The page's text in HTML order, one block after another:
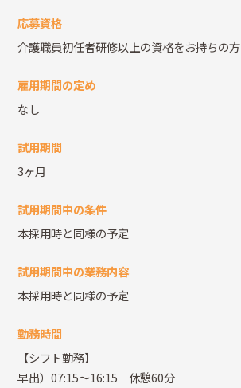
応募資格
介護職員初任者研修以上の資格をお持ちの方
雇用期間の定め
なし
試用期間
3ヶ月
試用期間中の条件
本採用時と同様の予定
試用期間中の業務内容
本採用時と同様の予定
勤務時間
【シフト勤務】
早出）07:15～16:15 休憩60分